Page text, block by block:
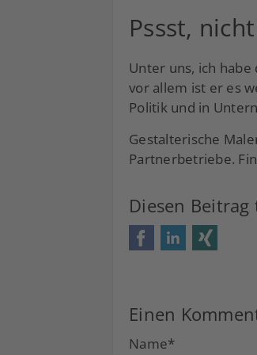
Pssst,
Unter uns, ich habe
vor allem ist er es
Politik und in
Gestalterische
Partnerbetriebe.
Diesen Beitrag
FacebookLinkedIn
Einen
Name*